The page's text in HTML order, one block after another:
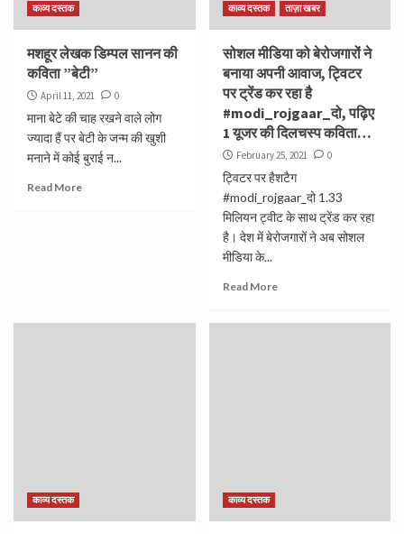
काव्य दस्तक
मशहूर लेखक डिम्पल सानन की
कविता ”बेटी”
April 11, 2021 0
माना बेटे की चाह रखने वाले लोग
ज्यादा हैं पर बेटी के जन्म की खुशी
मनाने में कोई बुराई न...
Read More
काव्य दस्तक ताज़ा खबर
सोशल मीडिया को बेरोजगारों ने
बनाया अपनी आवाज, ट्विटर
पर ट्रेंड कर रहा है
#modi_rojgaar_दो, पढ़िए
1 यूजर की दिलचस्प कविता…
February 25, 2021 0
ट्विटर पर हैशटैग
#modi_rojgaar_दो 1.33
मिलियन ट्वीट के साथ ट्रेंड कर रहा
है। देश में बेरोजगारों ने अब सोशल
मीडिया के...
Read More
काव्य दस्तक काव्य दस्तक